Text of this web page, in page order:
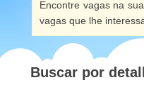
Encontre vagas na
vagas que lhe
Buscar por